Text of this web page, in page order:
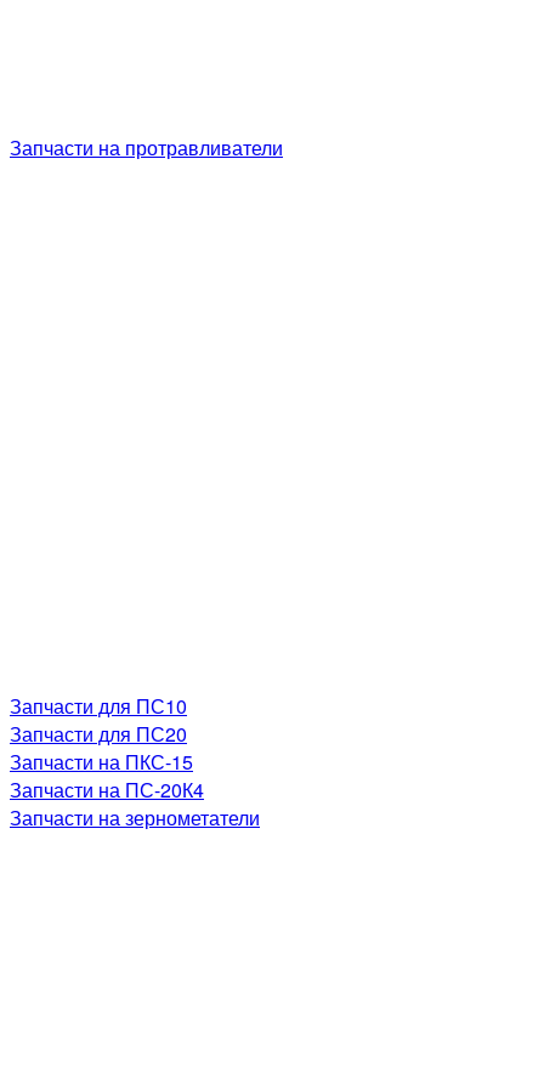
Запчасти на протравливатели
Запчасти для ПС10
Запчасти для ПС20
Запчасти на ПКС-15
Запчасти на ПС-20К4
Запчасти на зернометатели